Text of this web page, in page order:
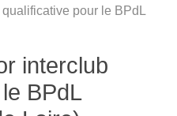
pour le BPdL
interclub
BPdL